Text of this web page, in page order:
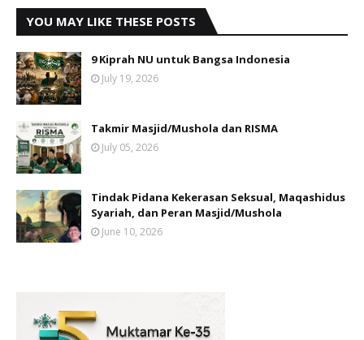
YOU MAY LIKE THESE POSTS
9 Kiprah NU untuk Bangsa Indonesia
July 19, 2026
Takmir Masjid/Mushola dan RISMA
July 05, 2026
Tindak Pidana Kekerasan Seksual, Maqashidus
Syariah, dan Peran Masjid/Mushola
June 10, 2026